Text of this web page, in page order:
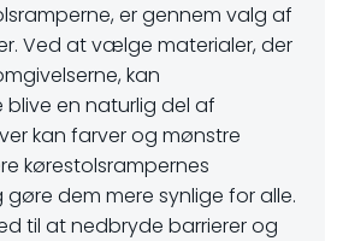
er gennem valg af
Ved at vælge materialer, der
kan
en naturlig del af
kan farver og mønstre
kørestolsrampernes
dem mere synlige for alle.
til at nedbryde barrierer og